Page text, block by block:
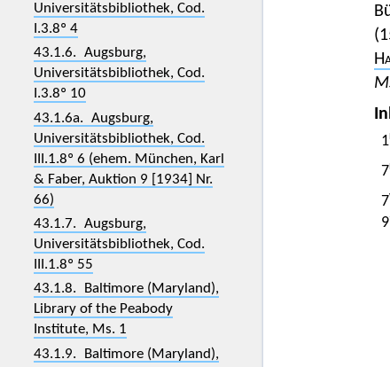
Universitätsbibliothek, Cod.
I.3.8º 4
43.1.6. Augsburg,
Universitätsbibliothek, Cod.
I.3.8º 10
43.1.6a. Augsburg,
Universitätsbibliothek, Cod.
III.1.8º 6 (ehem. München, Karl
& Faber, Auktion 9 [1934] Nr.
66)
43.1.7. Augsburg,
Universitätsbibliothek, Cod.
III.1.8º 55
43.1.8. Baltimore (Maryland),
Library of the Peabody
Institute, Ms. 1
43.1.9. Baltimore (Maryland),
1
7
7